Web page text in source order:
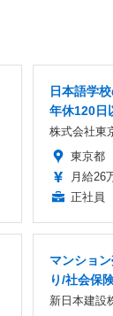
日本語学
年休120日
株式会社東
東京都
月給26
正社員
マンショ
り/社会保
新日本建設